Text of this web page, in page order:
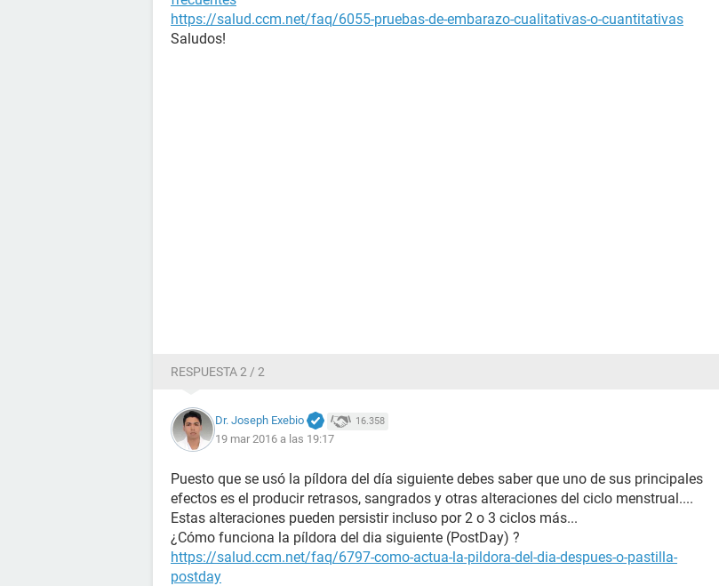
https://salud.ccm.net/faq/6055-pruebas-de-embarazo-cualitativas-o-cuantitativas
Saludos!
RESPUESTA 2 / 2
Dr. Joseph Exebio 16.358
19 mar 2016 a las 19:17
Puesto que se usó la píldora del día siguiente debes saber que uno de sus principales
efectos es el producir retrasos, sangrados y otras alteraciones del ciclo menstrual....
Estas alteraciones pueden persistir incluso por 2 o 3 ciclos más...
¿Cómo funciona la píldora del dia siguiente (PostDay) ?
https://salud.ccm.net/faq/6797-como-actua-la-pildora-del-dia-despues-o-pastilla-
postday